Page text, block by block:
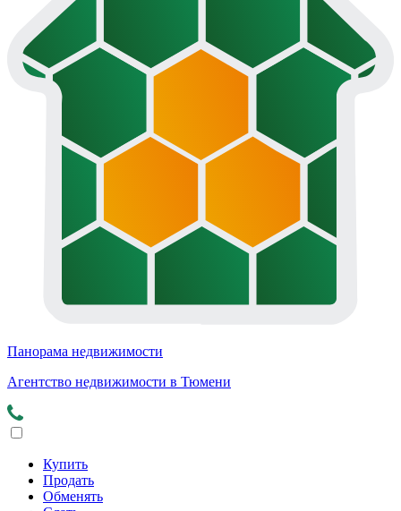
Панорама недвижимости
Агентство недвижимости в Тюмени
Купить
Продать
Обменять